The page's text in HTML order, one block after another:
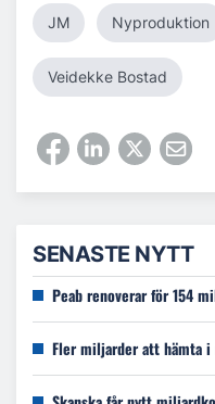
JM Nyproduktion
Veidekke Bostad
SENASTE NYTT
Peab renoverar för 154
Fler miljarder att hämta i